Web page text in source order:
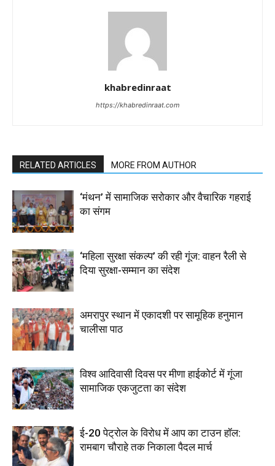
khabredinraat
https://khabredinraat.com
RELATED ARTICLES MORE FROM AUTHOR
‘मंथन’ में सामाजिक सरोकार और वैचारिक गहराई
का संगम
‘महिला सुरक्षा संकल्प’ की रही गूंज: वाहन रैली से
दिया सुरक्षा-सम्मान का संदेश
अमरापुर स्थान में एकादशी पर सामूहिक हनुमान
चालीसा पाठ
विश्व आदिवासी दिवस पर मीणा हाईकोर्ट में गूंजा
सामाजिक एकजुटता का संदेश
ई-20 पेट्रोल के विरोध में आप का टाउन हॉल:
रामबाग चौराहे तक निकाला पैदल मार्च